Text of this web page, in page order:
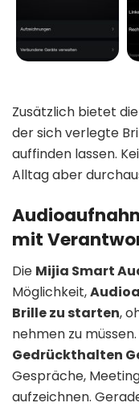
Zusätzlich bietet
der sich verlegte
auffinden lassen.
Alltag aber
mit
Die Mijia Smart
Möglichkeit,
Brille zu starten,
nehmen zu
Gedrückthalten
Gespräche,
aufzeichnen.